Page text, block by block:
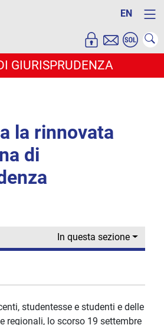
EN
GIURISPRUDENZA
la rinnovata
di
In questa sezione
studentesse e studenti e delle
regionali, lo scorso 19 settembre